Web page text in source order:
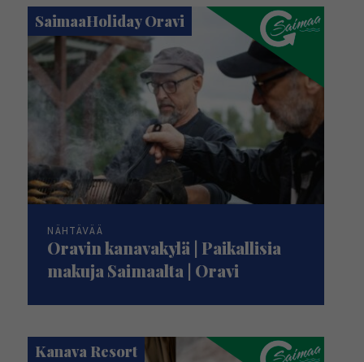
SaimaaHoliday Oravi
NÄHTÄVÄÄ
Oravin kanavakylä | Paikallisia
makuja Saimaalta | Oravi
Kanava Resort